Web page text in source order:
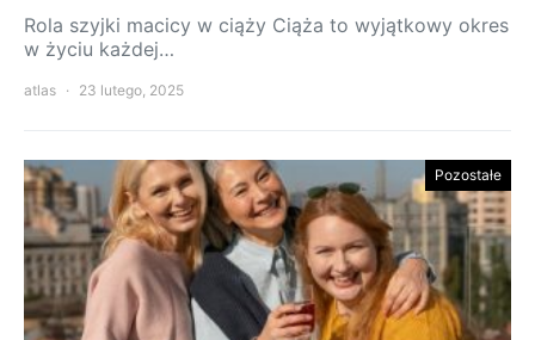
Rola szyjki macicy w ciąży Ciąża to wyjątkowy okres
w życiu każdej…
atlas 23 lutego, 2025
Pozostałe